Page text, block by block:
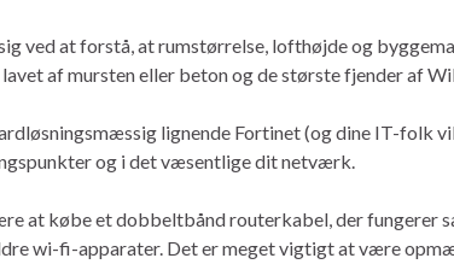
ved at forstå, at rumstørrelse, lofthøjde og
af mursten eller beton og de største fjender af
lignende Fortinet (og dine IT-folk
og i det væsentlige dit netværk.
at købe et dobbeltbånd routerkabel, der fungerer
wi-fi-apparater. Det er meget vigtigt at være